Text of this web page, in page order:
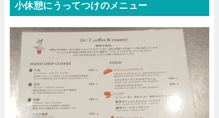
小休憩にうってつけのメニュー